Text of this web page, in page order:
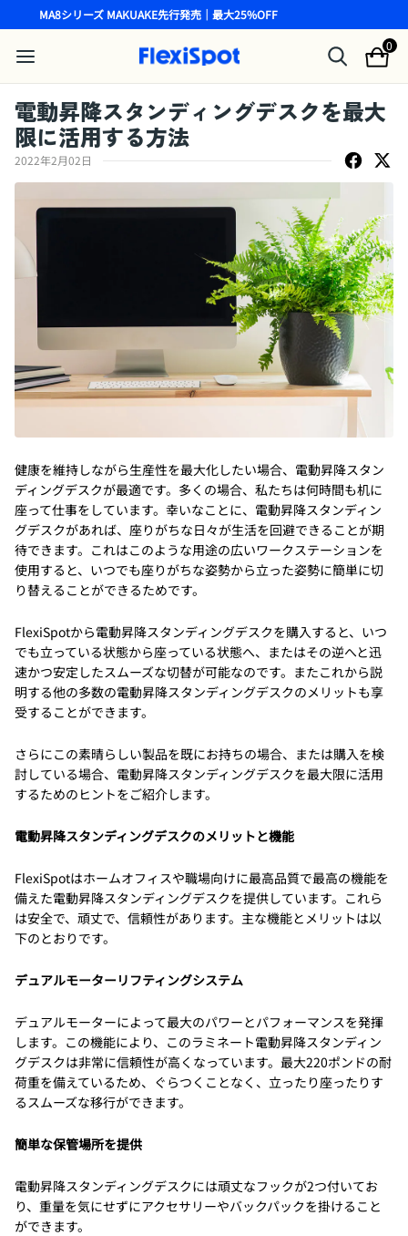
MA8シリーズ MAKUAKE先行発売｜最大25%OFF
0
電動昇降スタンディングデスクを最大
限に活用する方法
2022年2月02日
健康を維持しながら生産性を最大化したい場合、電動昇降スタン
ディングデスクが最適です。多くの場合、私たちは何時間も机に
座って仕事をしています。幸いなことに、電動昇降スタンディン
グデスクがあれば、座りがちな日々が生活を回避できることが期
待できます。これはこのような用途の広いワークステーションを
使用すると、いつでも座りがちな姿勢から立った姿勢に簡単に切
り替えることができるためです。
FlexiSpotから電動昇降スタンディングデスクを購入すると、いつ
でも立っている状態から座っている状態へ、またはその逆へと迅
速かつ安定したスムーズな切替が可能なのです。またこれから説
明する他の多数の電動昇降スタンディングデスクのメリットも享
受することができます。
さらにこの素晴らしい製品を既にお持ちの場合、または購入を検
討している場合、電動昇降スタンディングデスクを最大限に活用
するためのヒントをご紹介します。
電動昇降スタンディングデスクのメリットと機能
FlexiSpotはホームオフィスや職場向けに最高品質で最高の機能を
備えた電動昇降スタンディングデスクを提供しています。これら
は安全で、頑丈で、信頼性があります。主な機能とメリットは以
下のとおりです。
デュアルモーターリフティングシステム
デュアルモーターによって最大のパワーとパフォーマンスを発揮
します。この機能により、このラミネート電動昇降スタンディン
グデスクは非常に信頼性が高くなっています。最大220ポンドの耐
荷重を備えているため、ぐらつくことなく、立ったり座ったりす
るスムーズな移行ができます。
簡単な保管場所を提供
電動昇降スタンディングデスクには頑丈なフックが2つ付いてお
り、重量を気にせずにアクセサリーやバックパックを掛けること
ができます。